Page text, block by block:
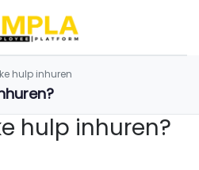
hulp inhuren
hulp inhuren?